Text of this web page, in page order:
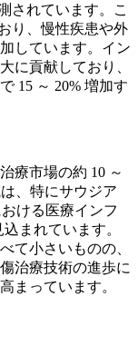
されています。こ
り、慢性疾患や外
しています。イン
に貢献しており、
15 ～ 20% 増加す
療市場の約 10 ～
、特にサウジア
ける医療インフ
まれています。
て小さいものの、
治療技術の進歩に
まっています。